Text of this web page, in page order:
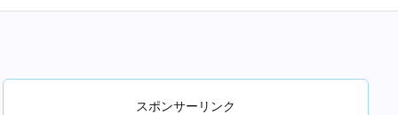
スポンサーリンク